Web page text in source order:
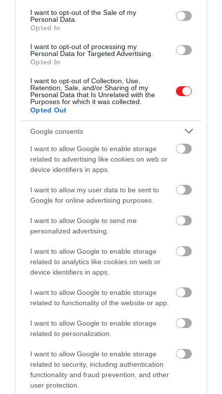
consent section.
I want to opt-out of the Sale of my
Personal Data.
Opted In
I want to opt-out of processing my
Personal Data for Targeted Advertising.
Opted In
I want to opt-out of Collection, Use,
Retention, Sale, and/or Sharing of my
Personal Data that Is Unrelated with the
Purposes for which it was collected.
Opted Out
Google consents
I want to allow Google to enable storage
related to advertising like cookies on web or
device identifiers in apps.
I want to allow my user data to be sent to
Google for online advertising purposes.
I want to allow Google to send me
personalized advertising.
I want to allow Google to enable storage
related to analytics like cookies on web or
device identifiers in apps.
I want to allow Google to enable storage
related to functionality of the website or app.
I want to allow Google to enable storage
related to personalization.
I want to allow Google to enable storage
related to security, including authentication
functionality and fraud prevention, and other
user protection.
A cseresznyevirágzás látványa sokak
számára egyet jelent Japánnal, ám
Európában is létezik számos hely, ahol
hasonló természeti jelenség zajlik: a
spanyolországi Jerte-völgyben például
borul virágba, ezzel…
2026. MÁRCIUS 8. ● OLÁH-BEBESI BORBÁLA
Nem kell Japánig utaznunk a
cseresznyevirágzásért: egy…